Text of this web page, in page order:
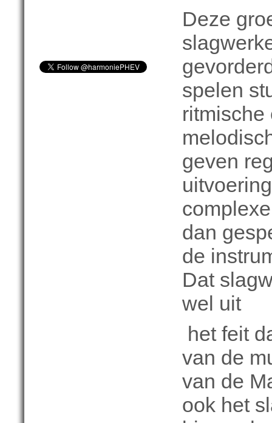
Deze
spelen
ritmische
geven
dan
de
Dat
wel uit
het feit
van de
van de
ook het